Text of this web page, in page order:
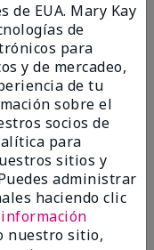
de EUA. Mary Kay
de
para
y de mercadeo,
de tu
sobre el
socios de
para
sitios y
administrar
haciendo clic
nuestro sitio,